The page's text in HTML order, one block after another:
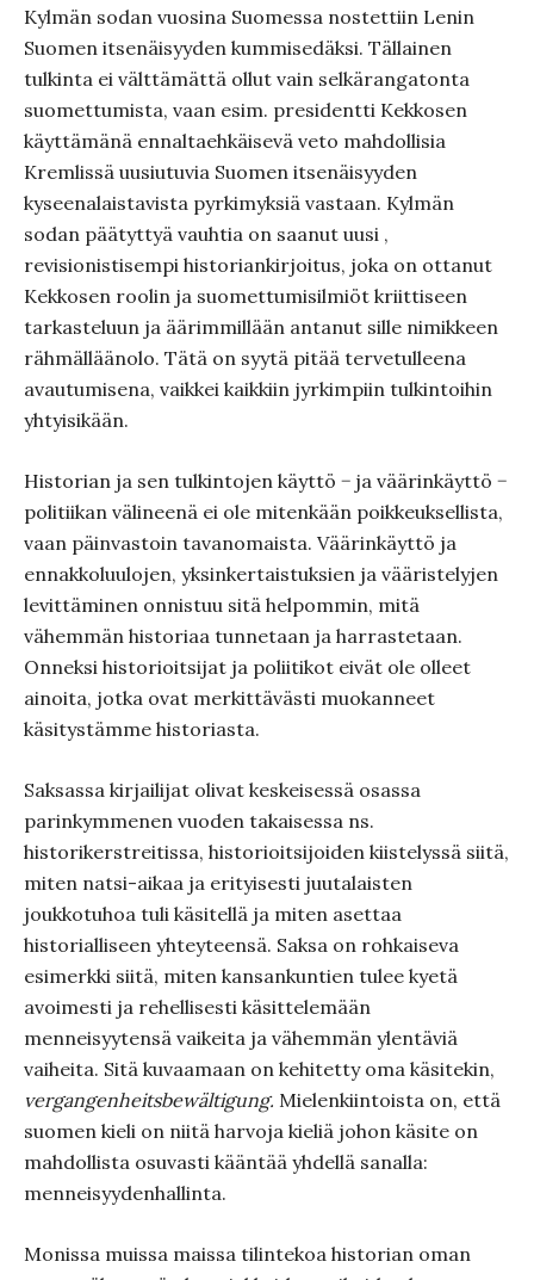
Kylmän sodan vuosina Suomessa nostettiin Lenin
Suomen itsenäisyyden kummisedäksi. Tällainen
tulkinta ei välttämättä ollut vain selkärangatonta
suomettumista, vaan esim. presidentti Kekkosen
käyttämänä ennaltaehkäisevä veto mahdollisia
Kremlissä uusiutuvia Suomen itsenäisyyden
kyseenalaistavista pyrkimyksiä vastaan. Kylmän
sodan päätyttyä vauhtia on saanut uusi ,
revisionistisempi historiankirjoitus, joka on ottanut
Kekkosen roolin ja suomettumisilmiöt kriittiseen
tarkasteluun ja äärimmillään antanut sille nimikkeen
rähmälläänolo. Tätä on syytä pitää tervetulleena
avautumisena, vaikkei kaikkiin jyrkimpiin tulkintoihin
yhtyisikään.
Historian ja sen tulkintojen käyttö − ja väärinkäyttö −
politiikan välineenä ei ole mitenkään poikkeuksellista,
vaan päinvastoin tavanomaista. Väärinkäyttö ja
ennakkoluulojen, yksinkertaistuksien ja vääristelyjen
levittäminen onnistuu sitä helpommin, mitä
vähemmän historiaa tunnetaan ja harrastetaan.
Onneksi historioitsijat ja poliitikot eivät ole olleet
ainoita, jotka ovat merkittävästi muokanneet
käsitystämme historiasta.
Saksassa kirjailijat olivat keskeisessä osassa
parinkymmenen vuoden takaisessa ns.
historikerstreitissa, historioitsijoiden kiistelyssä siitä,
miten natsi-aikaa ja erityisesti juutalaisten
joukkotuhoa tuli käsitellä ja miten asettaa
historialliseen yhteyteensä. Saksa on rohkaiseva
esimerkki siitä, miten kansankuntien tulee kyetä
avoimesti ja rehellisesti käsittelemään
menneisyytensä vaikeita ja vähemmän ylentäviä
vaiheita. Sitä kuvaamaan on kehitetty oma käsitekin,
vergangenheitsbewältigung. Mielenkiintoista on, että
suomen kieli on niitä harvoja kieliä johon käsite on
mahdollista osuvasti kääntää yhdellä sanalla:
menneisyydenhallinta.
Monissa muissa maissa tilintekoa historian oman